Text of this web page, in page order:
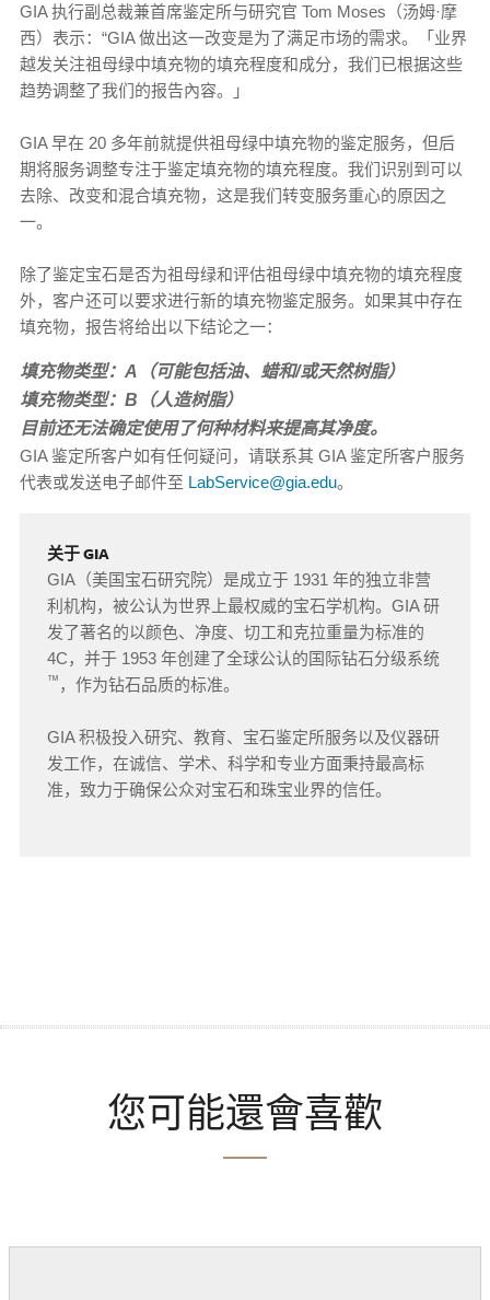
GIA 执行副总裁兼首席鉴定所与研究官 Tom Moses（汤姆·摩
西）表示：“GIA 做出这一改变是为了满足市场的需求。「业界
越发关注祖母绿中填充物的填充程度和成分，我们已根据这些
趋势调整了我们的报告內容。」
GIA 早在 20 多年前就提供祖母绿中填充物的鉴定服务，但后
期将服务调整专注于鉴定填充物的填充程度。我们识别到可以
去除、改变和混合填充物，这是我们转变服务重心的原因之
一。
除了鉴定宝石是否为祖母绿和评估祖母绿中填充物的填充程度
外，客户还可以要求进行新的填充物鉴定服务。如果其中存在
填充物，报告将给出以下结论之一：
填充物类型：A（可能包括油、蜡和/或天然树脂）
填充物类型：B（人造树脂）
目前还无法确定使用了何种材料来提高其净度。
GIA 鉴定所客户如有任何疑问，请联系其 GIA 鉴定所客户服务
代表或发送电子邮件至 LabService@gia.edu。
关于 GIA
GIA（美国宝石研究院）是成立于 1931 年的独立非营
利机构，被公认为世界上最权威的宝石学机构。GIA 研
发了著名的以颜色、净度、切工和克拉重量为标准的
4C，并于 1953 年创建了全球公认的国际钻石分级系统
™ ，作为钻石品质的标准。
GIA 积极投入研究、教育、宝石鉴定所服务以及仪器研
发工作，在诚信、学术、科学和专业方面秉持最高标
准，致力于确保公众对宝石和珠宝业界的信任。
您可能還會喜歡